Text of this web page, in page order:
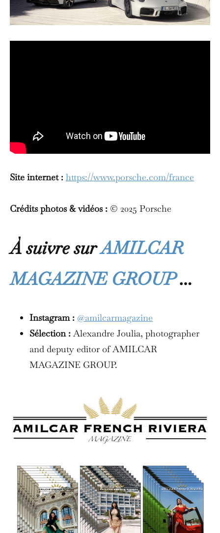
Site internet : https://www.porsche.com/france
Crédits photos & vidéos : © 2025 Porsche
À suivre surAMILCAR
MAGAZINE GROUP…
Instagram : @amilcarmagazine
Sélection :Alexandre Joulia, photographer
and deputy editor of AMILCAR
MAGAZINE GROUP.